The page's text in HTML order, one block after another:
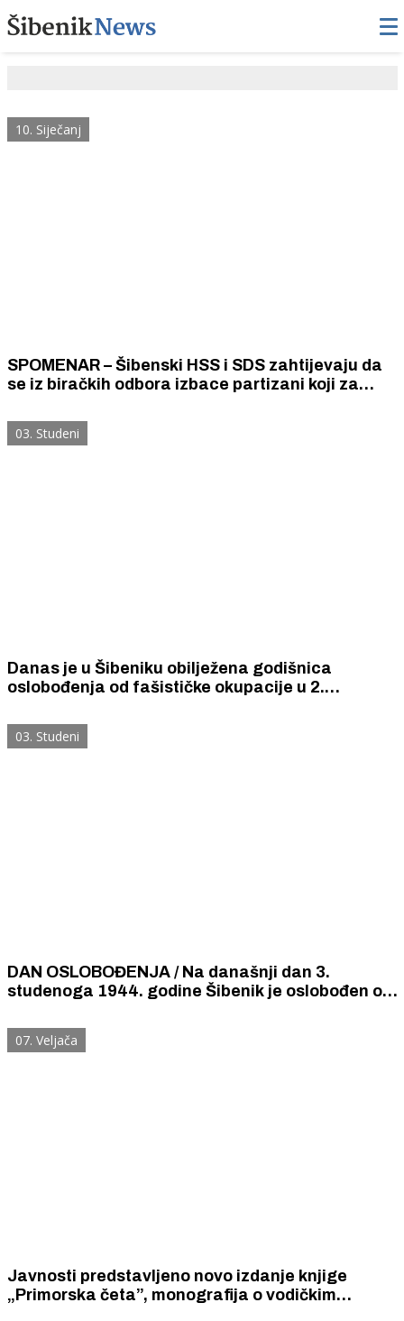
10. Siječanj
SPOMENAR – Šibenski HSS i SDS zahtijevaju da
se iz biračkih odbora izbace partizani koji za
stranaka.
03. Studeni
Danas je u Šibeniku obilježena godišnica
oslobođenja od fašističke okupacije u 2.
03. Studeni
DAN OSLOBOĐENJA / Na današnji dan 3.
studenoga 1944. godine Šibenik je oslobođen od
07. Veljača
Javnosti predstavljeno novo izdanje knjige
„Primorska četa”, monografija o vodičkim